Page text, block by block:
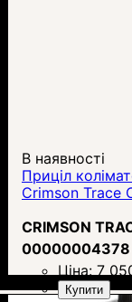
В наявності
Приціл
Crimson Trace
CRIMSON
00000004378
Ціна: 7
Купити